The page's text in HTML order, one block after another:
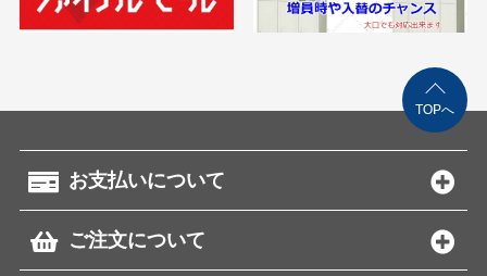
お支払いについて
ご注文について
TOPへ